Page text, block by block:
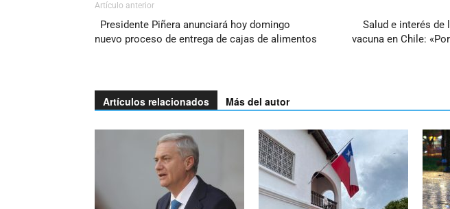
Artículo anterior
Presidente Piñera anunciará hoy domingo
nuevo proceso de entrega de cajas de alimentos
Salud e interés de
vacuna en Chile:
Artículos relacionados Más del autor